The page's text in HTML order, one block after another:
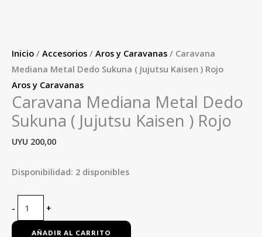
Inicio / Accesorios / Aros y Caravanas / Caravana
Mediana Metal Dedo Sukuna ( Jujutsu Kaisen ) Rojo
Aros y Caravanas
Caravana Mediana Metal Dedo
Sukuna ( Jujutsu Kaisen ) Rojo
UYU 200,00
Disponibilidad: 2 disponibles
- +
AÑADIR AL CARRITO